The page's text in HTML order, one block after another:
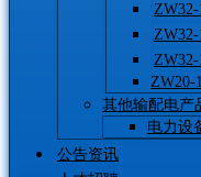
ZW20-
其他输配电产
电力设
公告资讯